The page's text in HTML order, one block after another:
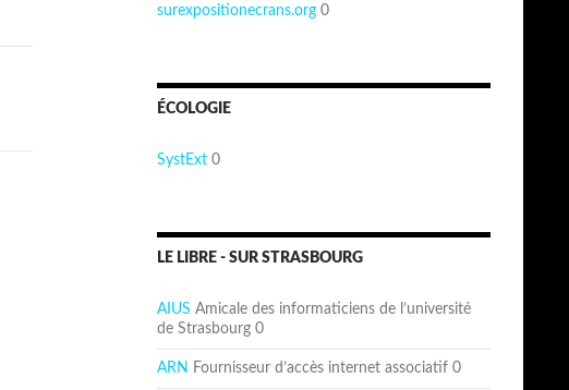
surexpositionecrans.org 0
ÉCOLOGIE
SystExt 0
LE LIBRE - SUR STRASBOURG
AIUS Amicale des informaticiens de l’université
de Strasbourg 0
ARN Fournisseur d’accès internet associatif 0